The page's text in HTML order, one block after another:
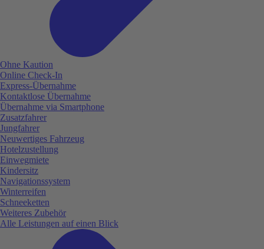
Ohne Kaution
Online Check-In
Express-Übernahme
Kontaktlose Übernahme
Übernahme via Smartphone
Zusatzfahrer
Jungfahrer
Neuwertiges Fahrzeug
Hotelzustellung
Einwegmiete
Kindersitz
Navigationssystem
Winterreifen
Schneeketten
Weiteres Zubehör
Alle Leistungen auf einen Blick